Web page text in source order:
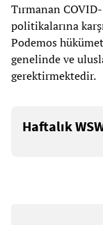
Tırmanan
politikalarına
Podemos
genelinde ve
gerektirmektedir.
Haftalık